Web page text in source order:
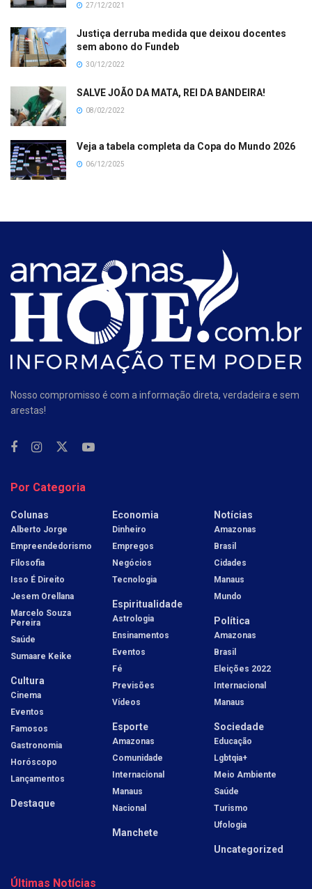
27/12/2021
Justiça derruba medida que deixou docentes
sem abono do Fundeb
30/12/2022
SALVE JOÃO DA MATA, REI DA BANDEIRA!
08/02/2022
Veja a tabela completa da Copa do Mundo 2026
06/12/2025
Nosso compromisso é com a informação direta, verdadeira e sem
arestas!
Por Categoria
Colunas
Alberto Jorge
Empreendedorismo
Filosofia
Isso É Direito
Jesem Orellana
Marcelo Souza
Pereira
Saúde
Sumaare Keike
Cultura
Cinema
Eventos
Famosos
Gastronomia
Horóscopo
Lançamentos
Destaque
Economia
Dinheiro
Empregos
Negócios
Tecnologia
Espiritualidade
Astrologia
Ensinamentos
Eventos
Fé
Previsões
Vídeos
Esporte
Amazonas
Comunidade
Internacional
Manaus
Nacional
Manchete
Notícias
Amazonas
Brasil
Cidades
Manaus
Mundo
Política
Amazonas
Brasil
Eleições 2022
Internacional
Manaus
Sociedade
Educação
Lgbtqia+
Meio Ambiente
Saúde
Turismo
Ufologia
Uncategorized
Últimas Notícias